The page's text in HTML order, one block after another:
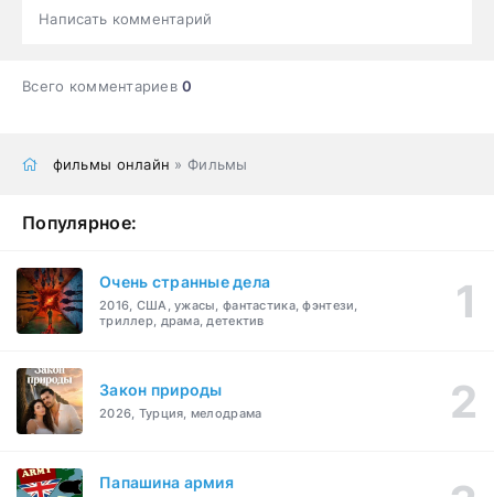
Написать комментарий
Всего комментариев0
фильмы онлайн » Фильмы
Популярное:
Очень странные дела
2016, США, ужасы, фантастика, фэнтези,
триллер, драма, детектив
Закон природы
2026, Турция, мелодрама
Папашина армия